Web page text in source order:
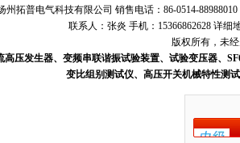
州拓普电气科技有限公司 销售电话：86-0514-
联系人：张炎 手机：15366862628 详
版权所有，未
高压发生器、变频串联谐振试验装置、试验变压器、
变比组别测试仪、高压开关机械特性测